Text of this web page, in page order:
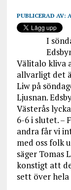
PUBLICERAD AV:
I
Välitalo kliva
allvarligt det
Liw på
Ljusnan.
Västerås
6-6 i slutet. –
andra får vi
med oss folk
säger Tomas
konstigt att
sett över hela